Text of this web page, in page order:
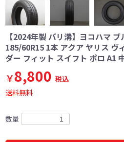
【2024年製 バリ溝】ヨコハマ
185/60R15 1本 アクア ヤリス ヴ
ダー フィット スイフト ポロ A1
￥8,800 税込
送料無料
数量